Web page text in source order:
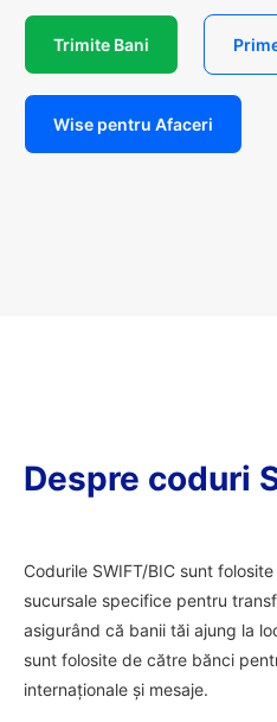
Trimite Bani
Wise pentru Afaceri
Despre coduri
Codurile SWIFT/BIC sunt
sucursale specifice pentru
asigurând că banii tăi ajung la
sunt folosite de către bănci
internaționale și mesaje.